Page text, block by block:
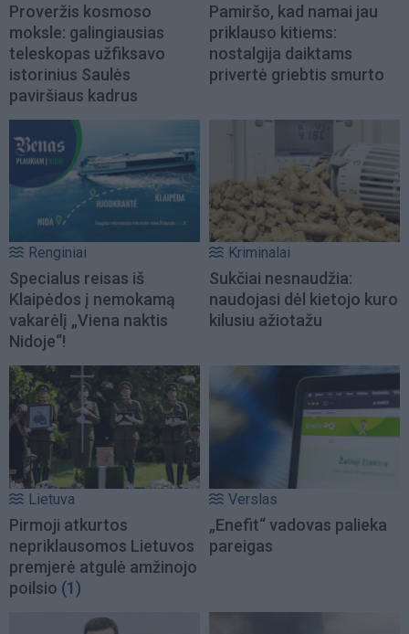
Proveržis kosmoso
moksle: galingiausias
teleskopas užfiksavo
istorinius Saulės
paviršiaus kadrus
Pamiršo, kad namai jau
priklauso kitiems:
nostalgija daiktams
privertė griebtis smurto
Renginiai
Specialus reisas iš
Klaipėdos į nemokamą
vakarėlį „Viena naktis
Nidoje“!
Kriminalai
Sukčiai nesnaudžia:
naudojasi dėl kietojo kuro
kilusiu ažiotažu
Lietuva
Pirmoji atkurtos
nepriklausomos Lietuvos
premjerė atgulė amžinojo
poilsio (1)
Verslas
„Enefit“ vadovas palieka
pareigas